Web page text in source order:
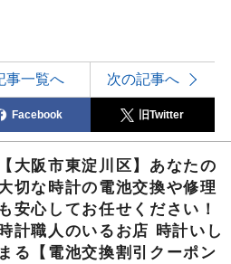
事一覧へ 次の記事へ
Facebook 旧Twitter
【大阪市東淀川区】あなたの
切な時計の電池交換や修理
も安心してお任せください！
計職人のいるお店 時計いし
まる【電池交換割引クーポン